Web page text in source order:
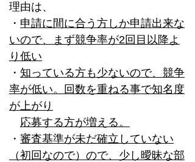
理由は、
・ 申請に間に合う方しか申請出来な
いので、まず競争率が2回目以降よ
り低い
・ 知っている方も少ないので、競争
率が低い。回数を重ねる事で知名度
が上がり
応募する方が増える。
・ 審査基準が未だ確立していない
（初回なので）ので、少し曖昧な部